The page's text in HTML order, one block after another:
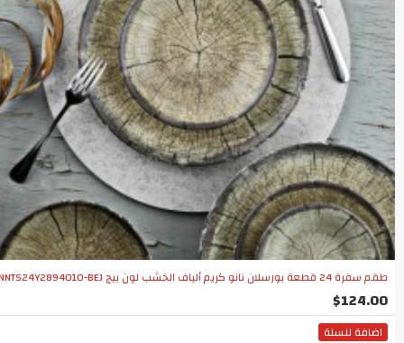
طقم سفرة 24 قطعة بورسلان نانو كريم ألياف الخشب لون بيج KTH-NNTS24Y2894010-BEJ
$124.00
اضافة للسلة